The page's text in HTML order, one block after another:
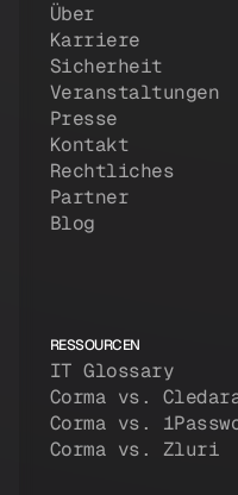
Über
Karriere
Sicherheit
Veranstaltungen
Presse
Kontakt
Rechtliches
Partner
Blog
RESSOURCEN
IT Glossary
Corma vs.
Corma vs.
Corma vs. Zluri